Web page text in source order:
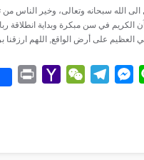
الله سبحانه وتعالى، وخير الناس من
في سن مبكرة وبداية انطلاقة
العظيم على أرض الواقع, اللهم ارزقنا
Line
Messenger
Telegram
WeChat
Yahoo